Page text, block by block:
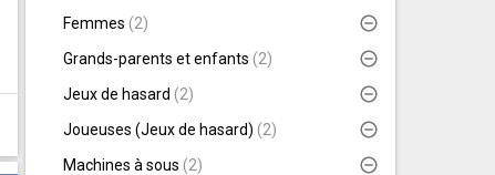
Femmes (2)
Grands-parents et enfants (2)
Jeux de hasard (2)
Joueuses (Jeux de hasard) (2)
Machines à sous (2)